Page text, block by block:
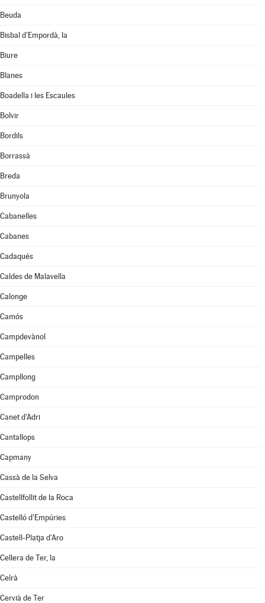
Beuda
Bisbal d'Empordà, la
Biure
Blanes
Boadella i les Escaules
Bolvir
Bordils
Borrassà
Breda
Brunyola
Cabanelles
Cabanes
Cadaqués
Caldes de Malavella
Calonge
Camós
Campdevànol
Campelles
Campllong
Camprodon
Canet d'Adri
Cantallops
Capmany
Cassà de la Selva
Castellfollit de la Roca
Castelló d'Empúries
Castell-Platja d'Aro
Cellera de Ter, la
Celrà
Cervià de Ter